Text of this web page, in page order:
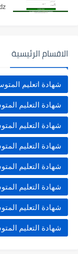
الاقسام الرئيسية
شهادة اتعليم المتوسط
شهادة التعليم المتوسط
شهادة التعليم المتوسط
شهادة التعليم المتوسط
شهادة التعليم المتوسط
شهادة التعليم المتوسط
شهادة التعليم المتوسط
شهادة التعليم المتوسط